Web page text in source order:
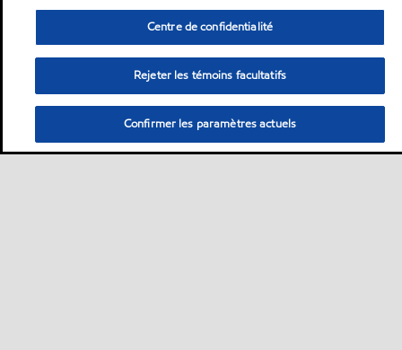
Centre de confidentialité
Rejeter les témoins facultatifs
Confirmer les paramètres actuels